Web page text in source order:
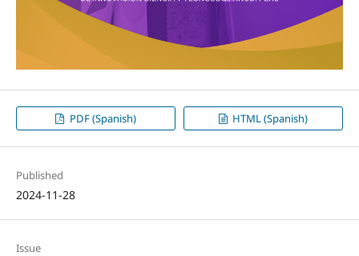
PDF (Spanish) HTML (Spanish)
Published
2024-11-28
Issue